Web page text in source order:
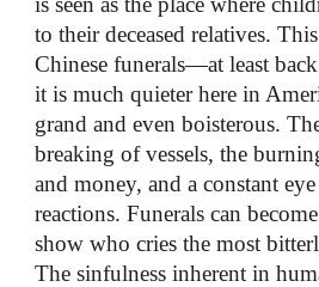
to their deceased relatives.
Chinese funerals—at least
it is much quieter here in
grand and even boisterous.
breaking of vessels, the
and money, and a constant
reactions. Funerals can
show who cries the most
The sinfulness inherent in